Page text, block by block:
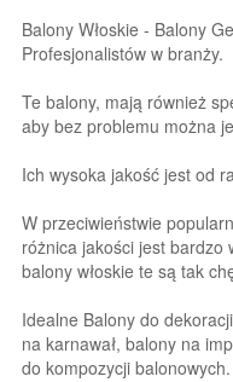
Balony Włoskie - Balony
Profesjonalistów w branży.
Te balony, mają również
aby bez problemu można
Ich wysoka jakość jest od
W przeciwieństwie
różnica jakości jest bardzo
balony włoskie te są tak
Idealne Balony do
na karnawał, balony na
do kompozycji balonowych.